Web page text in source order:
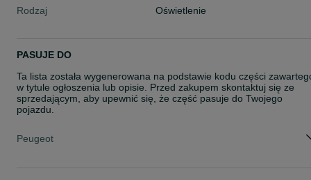
Rodzaj
Oświetlenie
PASUJE DO
Ta lista została wygenerowana na podstawie kodu części
w tytule ogłoszenia lub opisie. Przed zakupem skontaktuj się ze
sprzedającym, aby upewnić się, że część pasuje do Twojego
pojazdu.
Peugeot